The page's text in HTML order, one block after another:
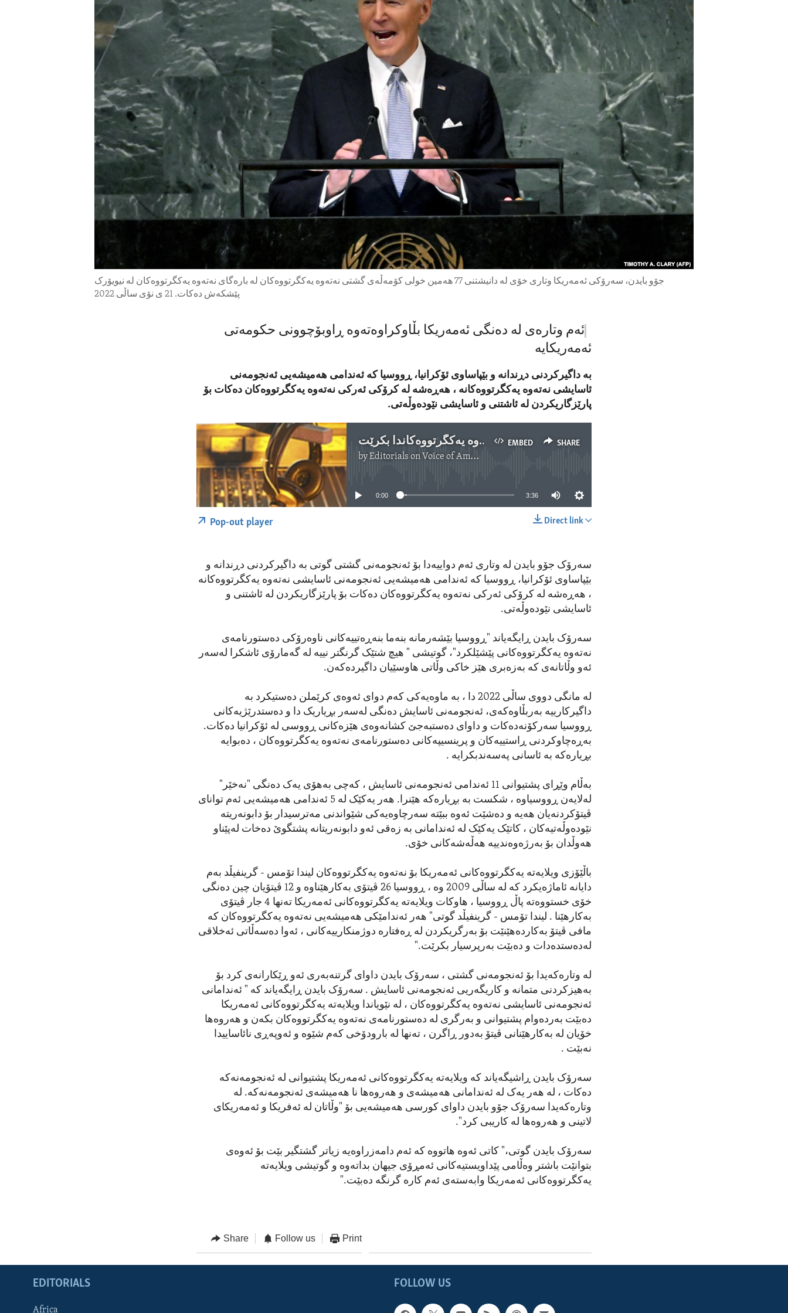
IDEALS AND INSTITUTIONS
جۆو بایدن، سەرۆکی ئەمەریکا وتاری خۆی لە دانیشتنی 77 هەمین خولی کۆمەڵەی گشتی نەتەوە یەکگرتووەکان لە بارەگای نەتەوە یەکگرتووەکان لە نیویۆرک
پێشکەش دەکات. 21 ی نۆی ساڵی 2022
ئەم وتارەی لە دەنگی ئەمەریکا بڵاوکراوەتەوە ڕاوبۆچوونی حکومەتی
ئەمەریکایە
بە داگیرکردنی دڕندانە و بێپاساوی ئۆکرانیا، ڕووسیا کە ئەندامی هەمیشەیی ئەنجومەنی
ئاسایشی نەتەوە یەکگرتووەکانە ، هەڕەشە لە کرۆکی ئەرکی نەتەوە یەکگرتووەکان دەکات بۆ
پارێزگاریکردن لە ئاشتنی و ئاسایشی نێودەوڵەتی.
EMBED SHARE سەرۆک بایدن داوادەکات چاکسازی لە نەتەوە یەکگرتووەکاندا بکرێت
byEditorials on Voice of America
No media source currently available
0:00 3:36
Direct link
Pop-out player
سەرۆک جۆو بایدن لە وتاری ئەم دواییەدا بۆ ئەنجومەنی گشتی گوتی بە داگیرکردنی دڕندانە و
بێپاساوی ئۆکرانیا، ڕووسیا کە ئەندامی هەمیشەیی ئەنجومەنی ئاسایشی نەتەوە یەکگرتووەکانە
، هەڕەشە لە کرۆکی ئەرکی نەتەوە یەکگرتووەکان دەکات بۆ پارێزگاریکردن لە ئاشتنی و
ئاسایشی نێودەوڵەتی.
سەرۆک بایدن ڕایگەیاند "ڕووسیا بێشەرمانە بنەما بنەڕەتییەکانی ناوەرۆکی دەستورنامەی
نەتەوە یەکگرتووەکانی پێشێلکرد"، گوتیشی " هیچ شتێک گرنگتر نییە لە گەمارۆی ئاشکرا لەسەر
ئەو وڵاتانەی کە بەزەبری هێز خاکی وڵاتی هاوسێیان داگیردەکەن.
لە مانگی دووی ساڵی 2022 دا ، بە ماوەیەکی کەم دوای ئەوەی کرێملن دەستیکرد بە
داگیرکارییە بەربڵاوەکەی، ئەنجومەنی ئاسایش دەنگی لەسەر بڕیاریک دا و دەستدرێژیەکانی
ڕووسیا سەرکۆنەدەکات و داوای دەستبەجێ کشانەوەی هێزەکانی ڕووسی لە ئۆکرانیا دەکات.
بەڕەچاوکردنی ڕاستییەکان و پرینسیپەکانی دەستورنامەی نەتەوە یەکگرتووەکان ، دەبوایە
بڕیارەکە بە ئاسانی پەسەندبکرایە .
بەڵام وێڕای پشتیوانی 11 ئەندامی ئەنجومەنی ئاسایش ، کەچی بەهۆی یەک دەنگی "نەخێر"
لەلایەن ڕووسیاوە ، شکست بە بڕیارەکە هێنرا. هەر یەکێک لە 5 ئەندامی هەمیشەیی ئەم توانای
ڤیتۆکردنەیان هەیە و دەشێت ئەوە ببێتە سەرچاوەیەکی شێواندنی مەترسیدار بۆ دابونەریتە
نێودەوڵەتیەکان ، کاتێک یەکێک لە ئەندامانی بە زەقی ئەو دابونەریتانە پشتگوێ دەخات لەپێناو
هەوڵدان بۆ بەرژەوەندییە هەڵەشەکانی خۆی.
باڵێۆزی ویلایەتە یەکگرتووەکانی ئەمەریکا بۆ نەتەوە یەکگرتووەکان لیندا تۆمس - گرینفیڵد بەم
دایانە ئاماژەیکرد کە لە ساڵی 2009 وە ، ڕووسیا 26 ڤیتۆی بەکارهێناوە و 12 ڤیتۆیان چین دەنگی
خۆی خستووەتە پاڵ ڕووسیا ، هاوکات ویلایەتە یەکگرتووەکانی ئەمەریکا تەنها 4 جار ڤیتۆی
بەکارهێنا . لیندا تۆمس - گرینفیڵد گوتی" هەر ئەندامێکی هەمیشەیی نەتەوە یەکگرتووەکان کە
مافی ڤیتۆ بەکاردەهێنێت بۆ بەرگریکردن لە ڕەفتارە دوژمنکارییەکانی ، ئەوا دەسەڵاتی ئەخلاقی
لەدەستدەدات و دەبێت بەرپرسیار بکرێت."
لە وتارەکەیدا بۆ ئەنجومەنی گشتی ، سەرۆک بایدن داوای گرتنەبەری ئەو ڕێکارانەی کرد بۆ
بەهیزکردنی متمانە و کاریگەریی ئەنجومەنی ئاسایش . سەرۆک بایدن ڕایگەیاند کە " ئەندامانی
ئەنجومەنی ئاسایشی نەتەوە یەکگرتووەکان ، لە نێویاندا ویلایەتە یەکگرتووەکانی ئەمەریکا
دەبێت بەردەوام پشتیوانی و بەرگری لە دەستورنامەی نەتەوە یەکگرتووەکان بکەن و هەروەها
خۆیان لە بەکارهێنانی ڤیتۆ بەدور ڕاگرن ، تەنها لە بارودۆخی کەم شێوە و ئەوپەڕی نائاساییدا
نەبێت .
سەرۆک بایدن ڕاشیگەیاند کە ویلایەتە یەکگرتووەکانی ئەمەریکا پشتیوانی لە ئەنجومەنەکە
دەکات ، لە هەر یەک لە ئەندامانی هەمیشەی و هەروەها نا هەمیشەی ئەنجومەنەکە. لە
وتارەکەیدا سەرۆک جۆو بایدن داوای کورسی هەمیشەیی بۆ "وڵاتان لە ئەفریکا و ئەمەریکای
لاتینی و هەروەها لە کاریبی کرد".
سەرۆک بایدن گوتی،" کاتی ئەوە هاتووە کە ئەم دامەزراوەیە زیاتر گشتگیر بێت بۆ ئەوەی
بتوانێت باشتر وەڵامی پێداویستیەکانی ئەمڕۆی جیهان بداتەوە و گوتیشی ویلایەتە
یەکگرتووەکانی ئەمەریکا وابەستەی ئەم کارە گرنگە دەبێت."
Share Follow us Print
FOLLOW US
EDITORIALS
Africa